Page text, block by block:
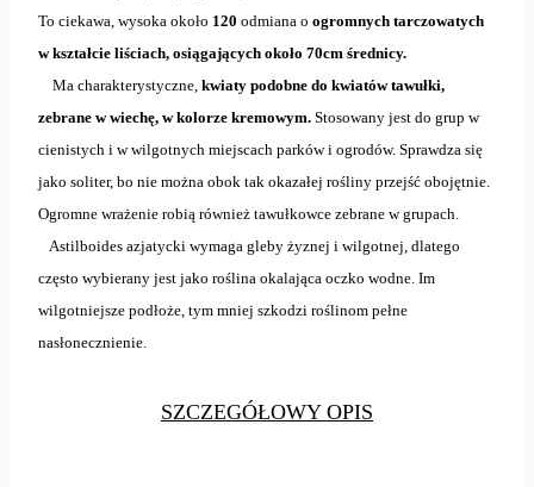
To ciekawa, wysoka około 120 odmiana o ogromnych tarczowatych
w kształcie liściach, osiągających około 70cm średnicy.
Ma charakterystyczne, kwiaty podobne do kwiatów tawułki,
zebrane w wiechę, w kolorze kremowym. Stosowany jest do grup w
cienistych i w wilgotnych miejscach parków i ogrodów. Sprawdza się
jako soliter, bo nie można obok tak okazałej rośliny przejść obojętnie.
Ogromne wrażenie robią również tawułkowce zebrane w grupach.
Astilboides azjatycki wymaga gleby żyznej i wilgotnej, dlatego
często wybierany jest jako roślina okalająca oczko wodne. Im
wilgotniejsze podłoże, tym mniej szkodzi roślinom pełne
nasłonecznienie.
SZCZEGÓŁOWY OPIS